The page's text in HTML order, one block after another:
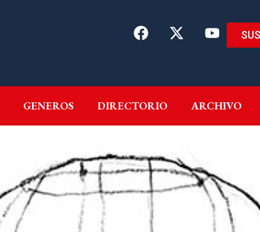
GENEROS DIRECTORIO ARCHIVO
GENEROS DIRECTORIO